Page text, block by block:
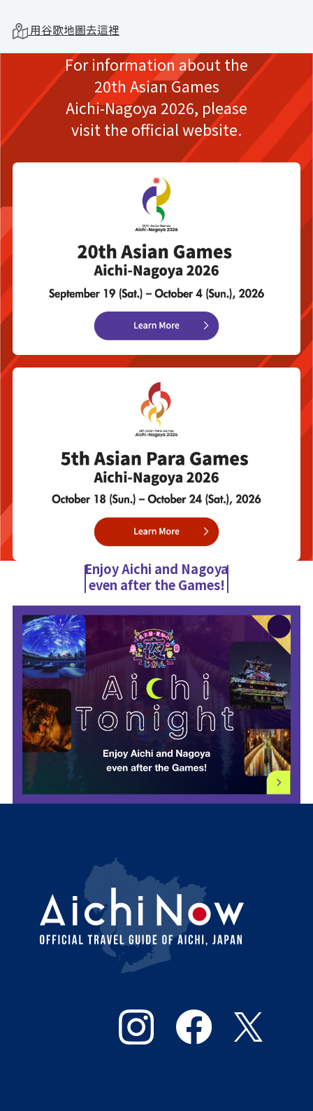
用谷歌地圖去這裡
For information about the
20th Asian Games
Aichi-Nagoya 2026, please
visit the official website.
Enjoy Aichi and Nagoya
even after the Games!